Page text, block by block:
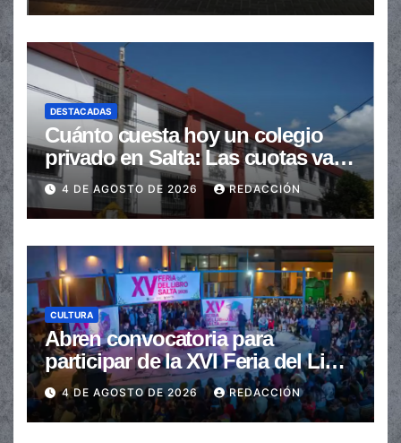
DESTACADAS
Cuánto cuesta hoy un colegio
privado en Salta: Las cuotas van
de $110.000 a más de $600.000
4 DE AGOSTO DE 2026 REDACCIÓN
CULTURA
Abren convocatoria para
participar de la XVI Feria del Libro
de Salta
4 DE AGOSTO DE 2026 REDACCIÓN